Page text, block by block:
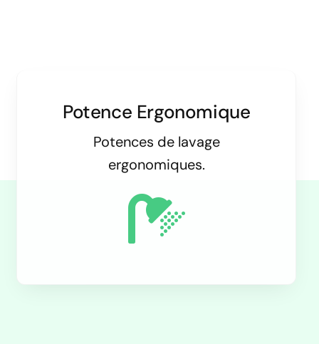
Potence Ergonomique
Potences de lavage
ergonomiques.